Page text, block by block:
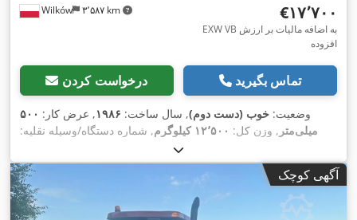
Wilków ۳٬۵۸۷ km ‎€۱۷٬۷۰۰
EXW VB به اضافه مالیات بر ارزش
افزوده
درخواست کردن تماس بگیرید
وضعیت: خوب (دست دوم), سال ساخت: ۱۹۸۶, عرض کار: ۵۰۰
میلی‌متر , وزن کل: ۱۲٬۵۰۰ کیلوگرم
, شماره دستگاه/وسیله نقلیه:
آگهی کوچک